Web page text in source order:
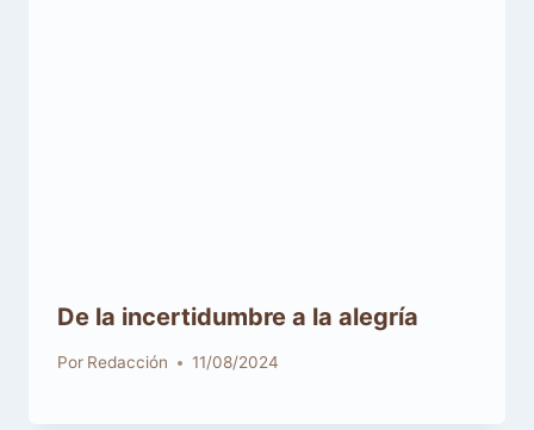
De la incertidumbre a la alegría
Por Redacción 11/08/2024